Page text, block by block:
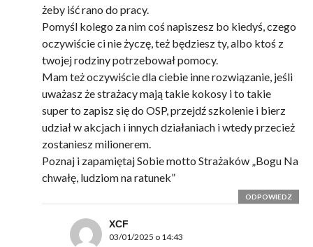
żeby iść rano do pracy.
Pomyśl kolego za nim coś napiszesz bo kiedyś, czego
oczywiście ci nie życzę, też będziesz ty, albo ktoś z
twojej rodziny potrzebował pomocy.
Mam też oczywiście dla ciebie inne rozwiązanie, jeśli
uważasz że strażacy mają takie kokosy i to takie
super to zapisz się do OSP, przejdź szkolenie i bierz
udział w akcjach i innych działaniach i wtedy przecież
zostaniesz milionerem.
Poznaj i zapamiętaj Sobie motto Strażaków „Bogu Na
chwałę, ludziom na ratunek”
ODPOWIEDZ
XCF
03/01/2025 o 14:43